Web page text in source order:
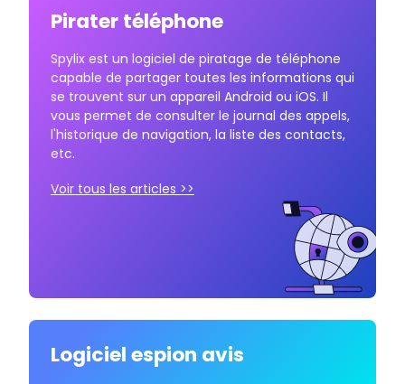
Pirater téléphone
Spylix est un logiciel de piratage de téléphone
capable de partager toutes les informations qui
se trouvent sur un appareil Android ou iOS. Il
vous permet de consulter le journal des appels,
l'historique de navigation, la liste des contacts,
etc.
Voir tous les articles >>
Logiciel espion avis